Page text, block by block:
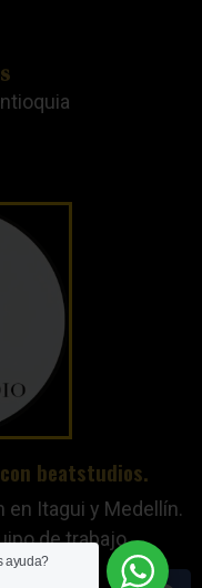
beatstudios.
Itagui y Medellín.
de trabajo.
ayuda?